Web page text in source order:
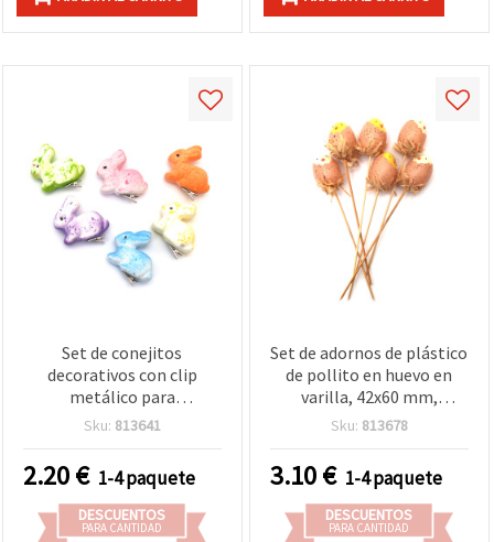
Set de conejitos
decorativos con clip
metálico para
manualidades, 60 x 25
Sku: 813641
2.20€ 1-4 paquete
DESCUENTOS
PARA CANTIDAD
Set de adornos de plástico
de pollito en huevo en
varilla, 42x60 mm,
longitud 260 mm - 6 uds
Sku: 813678
3.10€ 1-4 paquete
DESCUENTOS
PARA CANTIDAD